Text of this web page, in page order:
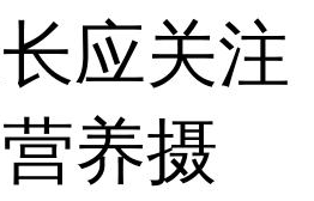
应关注
养摄